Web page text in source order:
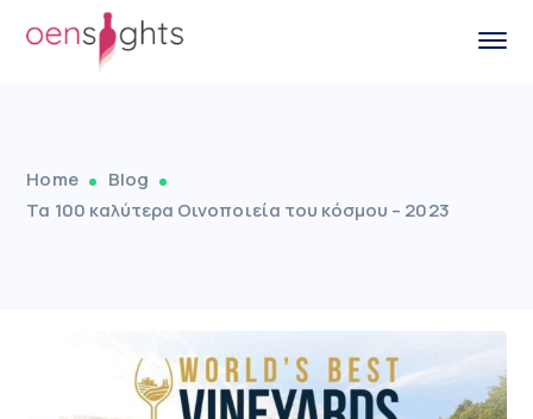
Home
Blog
Τα 100 καλύτερα Οινοποιεία του κόσμου – 2023